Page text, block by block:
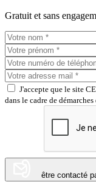
Gratuit et sans
J'accepte que le site
dans le cadre de
être contacté